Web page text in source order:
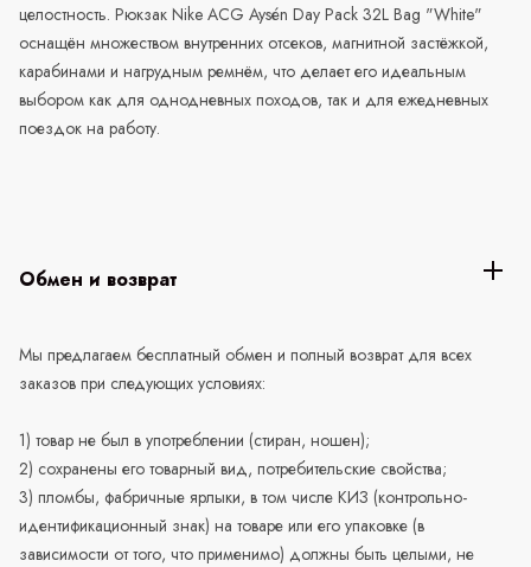
целостность. Рюкзак Nike ACG Aysén Day Pack 32L Bag "White"
оснащён множеством внутренних отсеков, магнитной застёжкой,
карабинами и нагрудным ремнём, что делает его идеальным
выбором как для однодневных походов, так и для ежедневных
поездок на работу.
Обмен и возврат
Мы предлагаем бесплатный обмен и полный возврат для всех
заказов при следующих условиях:
1) товар не был в употреблении (стиран, ношен);
2) сохранены его товарный вид, потребительские свойства;
3) пломбы, фабричные ярлыки, в том числе КИЗ (контрольно-
идентификационный знак) на товаре или его упаковке (в
зависимости от того, что применимо) должны быть целыми, не